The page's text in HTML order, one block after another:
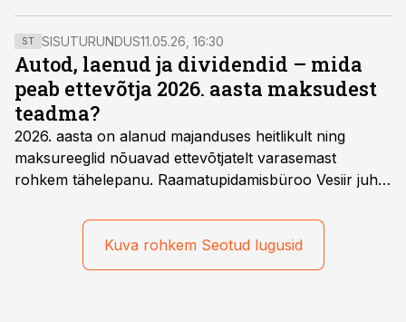
selgitab Soraineni vandeadvokaat ja maksuekspert
Verner Silm.
ST SISUTURUNDUS11.05.26, 16:30
Autod, laenud ja dividendid – mida
peab ettevõtja 2026. aasta maksudest
teadma?
2026. aasta on alanud majanduses heitlikult ning
maksureeglid nõuavad ettevõtjatelt varasemast
rohkem tähelepanu. Raamatupidamisbüroo Vesiir juht
mõjutavad enim auto kasutamist, laenusuhteid ja
dividendide maksustamist ning kus peituvad suurimad
riskikohad.
Kuva rohkem Seotud lugusid